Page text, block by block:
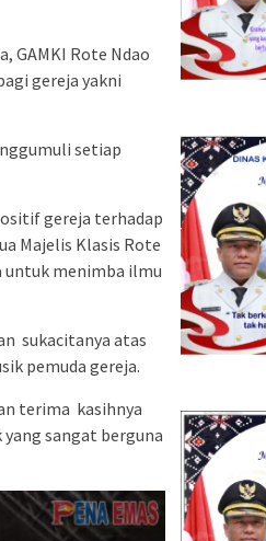
GAMKI Rote Ndao
gereja yakni
setiap
gereja terhadap
Majelis Klasis Rote
untuk menimba ilmu
sukacitanya atas
pemuda gereja.
terima kasihnya
sangat berguna